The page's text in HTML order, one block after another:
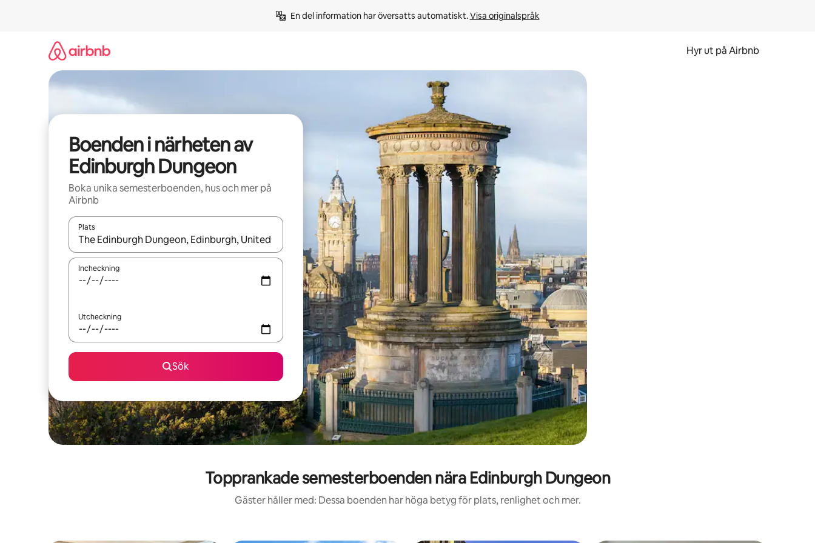
En del information har översatts automatiskt. Visa originalspråk
Hyr ut på Airbnb
Boenden i närheten av
Edinburgh Dungeon
Boka unika semesterboenden, hus och mer på
Airbnb
Plats
När resultaten är tillgängliga kan du navigera med upp- och nedåtpilarna eller utforska genom att trycka eller svepa.
Incheckning
Utcheckning
Sök
Topprankade semesterboenden nära Edinburgh Dungeon
Gäster håller med: Dessa boenden har höga betyg för plats, renlighet och mer.